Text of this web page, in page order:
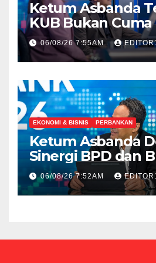
Ketum Asbanda
KUB Bukan
Tetapi Sinergi IT
06/08/26 7:55AM
EKONOMI & BISNIS PERBANKAN
Ketum Asbanda
Sinergi BPD dan
Mitigasi Risiko
06/08/26 7:52AM